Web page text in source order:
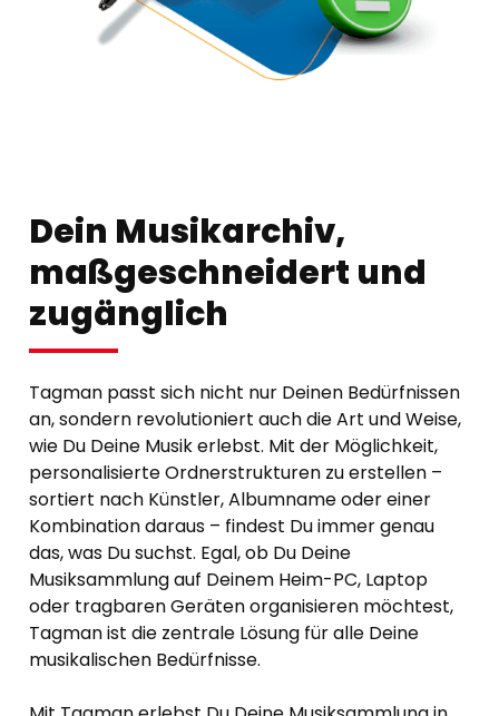
Dein Musikarchiv,
maßgeschneidert und
zugänglich
Tagman passt sich nicht nur Deinen Bedürfnissen
an, sondern revolutioniert auch die Art und Weise,
wie Du Deine Musik erlebst. Mit der Möglichkeit,
personalisierte Ordnerstrukturen zu erstellen –
sortiert nach Künstler, Albumname oder einer
Kombination daraus – findest Du immer genau
das, was Du suchst. Egal, ob Du Deine
Musiksammlung auf Deinem Heim-PC, Laptop
oder tragbaren Geräten organisieren möchtest,
Tagman ist die zentrale Lösung für alle Deine
musikalischen Bedürfnisse.